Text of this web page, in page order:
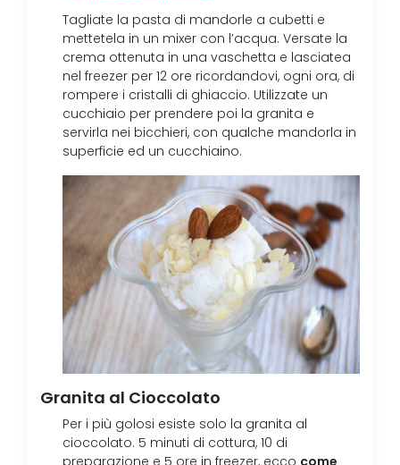
Tagliate la pasta di mandorle a cubetti e
mettetela in un mixer con l’acqua. Versate la
crema ottenuta in una vaschetta e lasciatea
nel freezer per 12 ore ricordandovi, ogni ora, di
rompere i cristalli di ghiaccio. Utilizzate un
cucchiaio per prendere poi la granita e
servirla nei bicchieri, con qualche mandorla in
superficie ed un cucchiaino.
Granita al Cioccolato
Per i più golosi esiste solo la granita al
cioccolato. 5 minuti di cottura, 10 di
preparazione e 5 ore in freezer, ecco come